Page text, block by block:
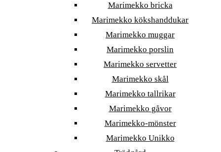
Marimekko bricka
Marimekko kökshanddukar
Marimekko muggar
Marimekko porslin
Marimekko servetter
Marimekko skål
Marimekko tallrikar
Marimekko gåvor
Marimekko-mönster
Marimekko Unikko